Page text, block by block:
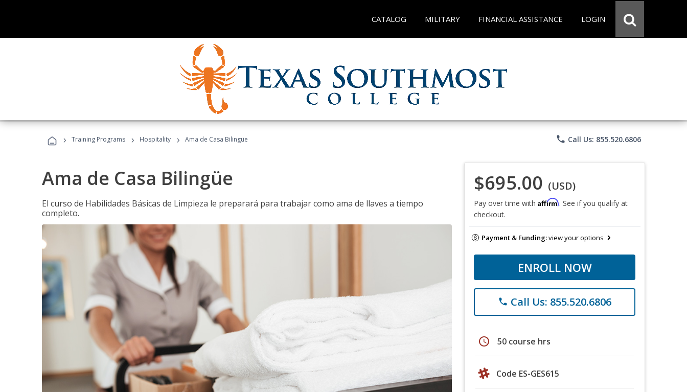
CATALOG MILITARY FINANCIAL ASSISTANCE LOGIN
› Training Programs › Hospitality › Ama de Casa Bilingüe phone Call Us: 855.520.6806
Ama de Casa Bilingüe
El curso de Habilidades Básicas de Limpieza le preparará para trabajar como ama de llaves a tiempo
completo.
$695.00 (USD)
Pay over time with Affirm. See if you qualify at
checkout.
Payment & Funding:view your options
ENROLL NOW
phone Call Us: 855.520.6806
schedule 50 course hrs
Code ES-GES615